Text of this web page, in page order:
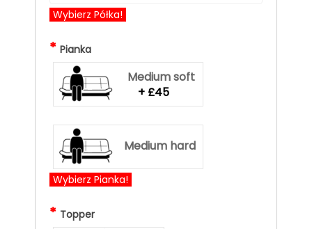
Wybierz Półka!
* Pianka
Medium soft
+ £45
Medium hard
Wybierz Pianka!
* Topper